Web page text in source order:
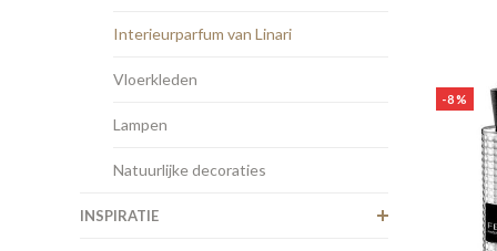
Interieurparfum van Linari
Vloerkleden
Lampen
Natuurlijke decoraties
INSPIRATIE
-8%